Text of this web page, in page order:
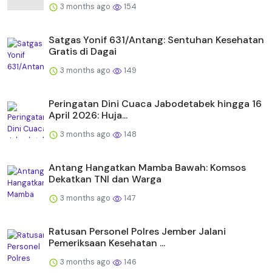
3 months ago 154
Satgas Yonif 631/Antang: Sentuhan Kesehatan
Gratis di Dagai
3 months ago 149
Peringatan Dini Cuaca Jabodetabek hingga 16
April 2026: Huja...
3 months ago 148
Antang Hangatkan Mamba Bawah: Komsos
Dekatkan TNI dan Warga
3 months ago 147
Ratusan Personel Polres Jember Jalani
Pemeriksaan Kesehatan ...
3 months ago 146